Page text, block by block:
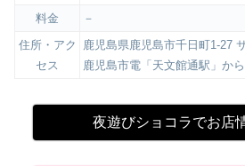
料金
－
住所・アク
セス
鹿児島県鹿児島市千日町1-27
鹿児島市電「天文館通駅」か
夜遊びショコラでお店